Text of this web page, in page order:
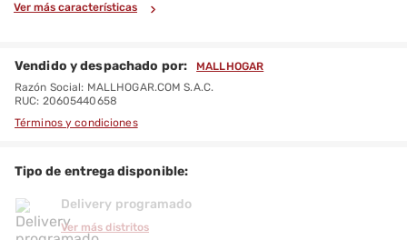
Ver más características
Vendido y despachado por:
MALLHOGAR
Razón Social: MALLHOGAR.COM S.A.C.
RUC: 20605440658
Términos y condiciones
Tipo de entrega disponible:
Delivery programado
Ver más distritos